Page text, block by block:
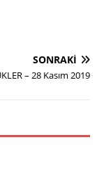
SONRAKI
– 28 Kasım 2019